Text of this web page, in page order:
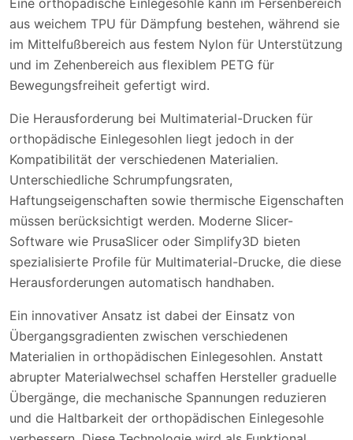
aus weichem TPU für Dämpfung bestehen, während sie
im Mittelfußbereich aus festem Nylon für Unterstützung
und im Zehenbereich aus flexiblem PETG für
Bewegungsfreiheit gefertigt wird.
Die Herausforderung bei Multimaterial-Drucken für
orthopädische Einlegesohlen liegt jedoch in der
Kompatibilität der verschiedenen Materialien.
Unterschiedliche Schrumpfungsraten,
Haftungseigenschaften sowie thermische Eigenschaften
müssen berücksichtigt werden. Moderne Slicer-
Software wie PrusaSlicer oder Simplify3D bieten
spezialisierte Profile für Multimaterial-Drucke, die diese
Herausforderungen automatisch handhaben.
Ein innovativer Ansatz ist dabei der Einsatz von
Übergangsgradienten zwischen verschiedenen
Materialien in orthopädischen Einlegesohlen. Anstatt
abrupter Materialwechsel schaffen Hersteller graduelle
Übergänge, die mechanische Spannungen reduzieren
und die Haltbarkeit der orthopädischen Einlegesohle